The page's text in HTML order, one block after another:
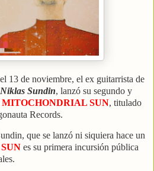
13 de noviembre, el ex guitarrista de
Niklas Sundin, lanzó su segundo y
MITOCHONDRIAL SUN, titulado
Records.
que se lanzó ni siquiera hace un
es su primera incursión pública